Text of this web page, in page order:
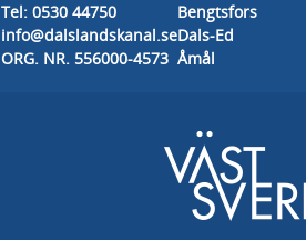
Tel: 0530 44750
info@dalslandskanal.se
ORG. NR. 556000-4573
Bengtsfors
Dals-Ed
Åmål